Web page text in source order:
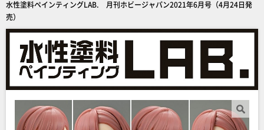
水性塗料ペインティングLAB. 月刊ホビージャパン2021年6月号（4月24日発
売）